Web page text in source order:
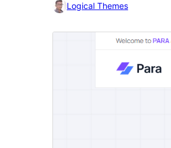
Logical Themes